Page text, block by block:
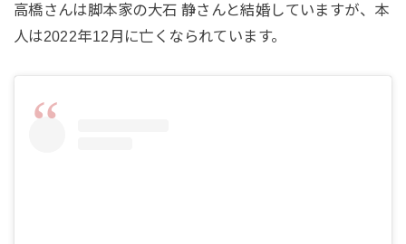
高橋さんは脚本家の大石 静さんと結婚していますが、本
人は2022年12月に亡くなられています。